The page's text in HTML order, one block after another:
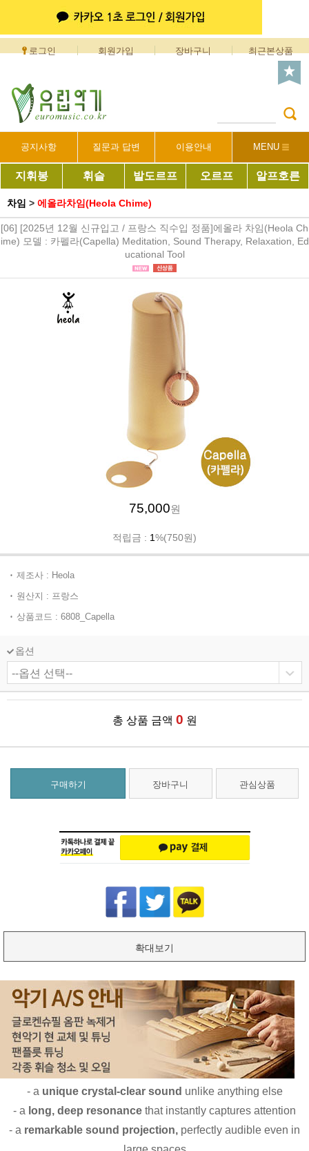
로그인 회원가입 장바구니 최근본상품
공지사항 질문과 답변 이용안내 MENU
지휘봉 휘슬 발도르프 오르프 알프호른
차임 > 에올라차임(Heola Chime)
[06] [2025년 12월 신규입고 / 프랑스 직수입 정품]에올라 차임(Heola Ch
ime) 모델 : 카펠라(Capella) Meditation, Sound Therapy, Relaxation, Ed
ucational Tool
75,000원
적립금 : 1%(750원)
제조사 : Heola
원산지 : 프랑스
상품코드 : 6808_Capella
옵션
총 상품 금액 0 원
구매하기 장바구니 관심상품
확대보기
- a unique crystal-clear sound unlike anything else
- a long, deep resonance that instantly captures attention
- a remarkable sound projection, perfectly audible even in